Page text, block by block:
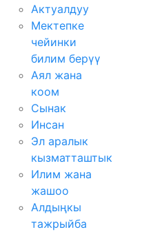
Актуалдуу
Мектепке
чейинки
билим берүү
Аял жана
коом
Сынак
Инсан
Эл аралык
кызматташтык
Илим жана
жашоо
Алдыңкы
тажрыйба